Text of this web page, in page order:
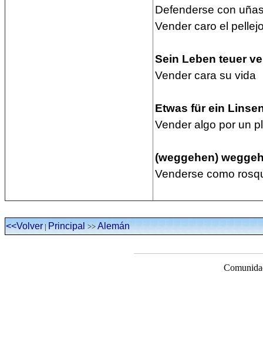
Defenderse con
Vender caro el
Sein Leben teuer
Vender cara su vida
Etwas für ein
Vender algo por un
(weggehen)
Venderse como
<<Volver|Principal >>Alemán